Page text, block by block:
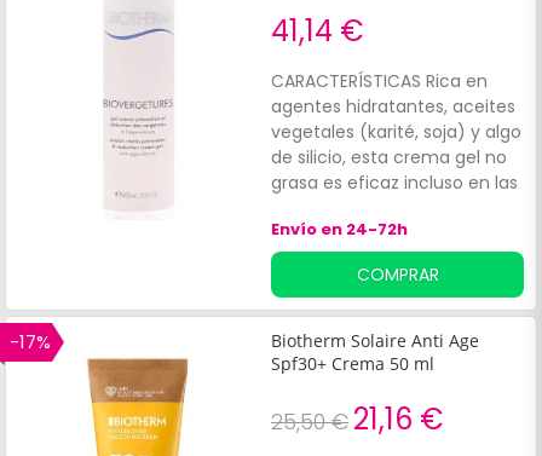
41,14 €
CARACTERÍSTICAS Rica en
agentes hidratantes, aceites
vegetales (karité, soja) y algo
de silicio, esta crema gel no
grasa es eficaz incluso en las
adolescencia. El tamaño y la
profundidad de las estrías se
reducen y su coloración se
difumina.
Envío en 24-72h
COMPRAR
-17%
Biotherm Solaire Anti Age
Spf30+ Crema 50 ml
25,50 € 21,16 €